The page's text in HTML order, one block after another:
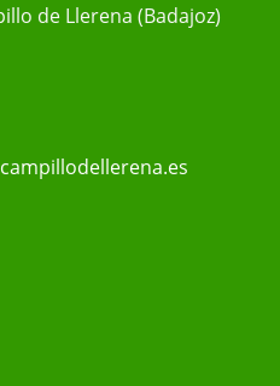
de Llerena (Badajoz)